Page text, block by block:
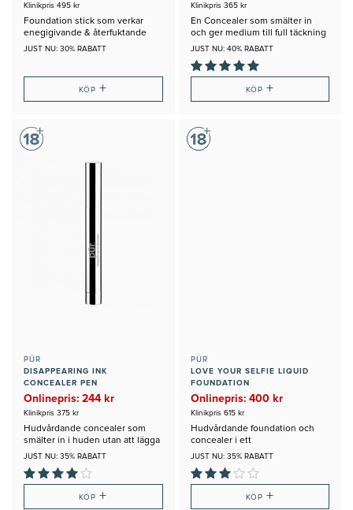
Klinikpris 495 kr
Foundation stick som verkar
enegigivande & återfuktande
JUST NU: 30% RABATT
KÖP+
Klinikpris 365 kr
En Concealer som smälter in
och ger medium till full täckning
JUST NU: 40% RABATT
KÖP +
PÜR
DISAPPEARING INK
CONCEALER PEN
Onlinepris: 244 kr
Klinikpris 375 kr
Hudvårdande concealer som
smälter in i huden utan att lägga
sig i linjer
JUST NU: 35% RABATT
KÖP+
PÜR
LOVE YOUR SELFIE LIQUID
FOUNDATION
Onlinepris: 400 kr
Klinikpris 615 kr
Hudvårdande foundation och
concealer i ett
JUST NU: 35% RABATT
KÖP +